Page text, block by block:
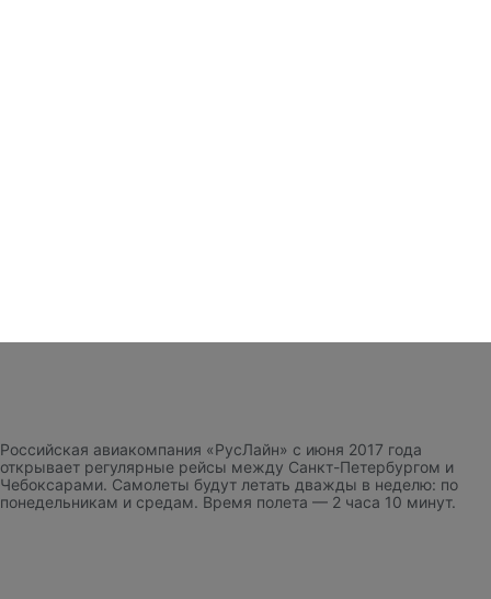
Российская авиакомпания «РусЛайн» с июня 2017 года
открывает регулярные рейсы между Санкт-Петербургом и
Чебоксарами. Самолеты будут летать дважды в неделю: по
понедельникам и средам. Время полета — 2 часа 10 минут.